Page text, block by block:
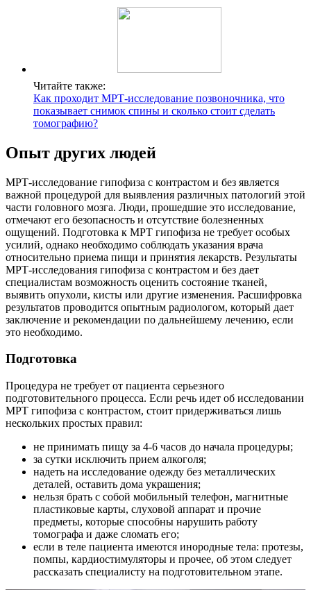
Читайте также:
Как проходит МРТ-исследование позвоночника, что
показывает снимок спины и сколько стоит сделать
томографию?
Опыт других людей
МРТ-исследование гипофиза с контрастом и без является
важной процедурой для выявления различных патологий этой
части головного мозга. Люди, прошедшие это исследование,
отмечают его безопасность и отсутствие болезненных
ощущений. Подготовка к МРТ гипофиза не требует особых
усилий, однако необходимо соблюдать указания врача
относительно приема пищи и принятия лекарств. Результаты
МРТ-исследования гипофиза с контрастом и без дает
специалистам возможность оценить состояние тканей,
выявить опухоли, кисты или другие изменения. Расшифровка
результатов проводится опытным радиологом, который дает
заключение и рекомендации по дальнейшему лечению, если
это необходимо.
Подготовка
Процедура не требует от пациента серьезного
подготовительного процесса. Если речь идет об исследовании
МРТ гипофиза с контрастом, стоит придерживаться лишь
нескольких простых правил:
не принимать пищу за 4-6 часов до начала процедуры;
за сутки исключить прием алкоголя;
надеть на исследование одежду без металлических
деталей, оставить дома украшения;
нельзя брать с собой мобильный телефон, магнитные
пластиковые карты, слуховой аппарат и прочие
предметы, которые способны нарушить работу
томографа и даже сломать его;
если в теле пациента имеются инородные тела: протезы,
помпы, кардиостимуляторы и прочее, об этом следует
рассказать специалисту на подготовительном этапе.